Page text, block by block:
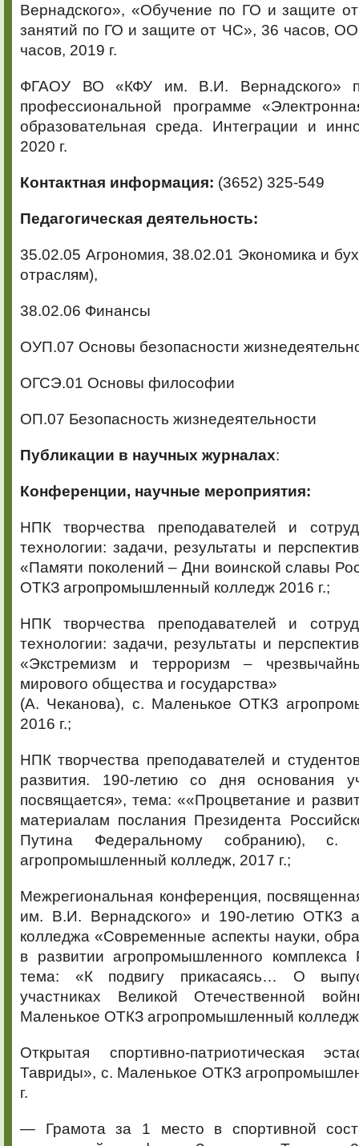
Вернадского», «Обучение по ГО и защите
занятий по ГО и защите от ЧС», 36 часов,
часов, 2019 г.
ФГАОУ ВО «КФУ им. В.И. Вернадского»
профессиональной программе
образовательная среда. Интеграции и
2020 г.
Контактная информация: (3652) 325-549
Педагогическая деятельность:
35.02.05 Агрономия, 38.02.01 Экономика и
отраслям),
38.02.06 Финансы
ОУП.07 Основы безопасности
ОГСЭ.01 Основы философии
ОП.07 Безопасность жизнедеятельности
Публикации в научных журналах:
Конференции, научные мероприятия:
НПК творчества преподавателей и
технологии: задачи, результаты и
«Памяти поколений – Дни воинской славы
ОТКЗ агропромышленный колледж 2016 г.;
НПК творчества преподавателей и
технологии: задачи, результаты и
«Экстремизм и терроризм –
мирового общества и государства»
(А. Чеканова), с. Маленькое ОТКЗ
2016 г.;
НПК творчества преподавателей и
развития. 190-летию со дня основания
посвящается», тема: ««Процветание и
материалам послания Президента
Путина Федеральному собранию), с.
агропромышленный колледж, 2017 г.;
Межрегиональная конференция,
им. В.И. Вернадского» и 190-летию ОТКЗ
колледжа «Современные аспекты науки,
в развитии агропромышленного комплекса
тема: «К подвигу прикасаясь… О
участниках Великой Отечественной
Маленькое ОТКЗ агропромышленный
Открытая спортивно-патриотическая
Тавриды», с. Маленькое ОТКЗ
г.
— Грамота за 1 место в спортивной